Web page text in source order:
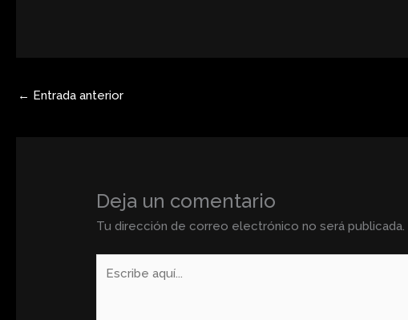
← Entrada anterior
Deja un comentario
Tu dirección de correo electrónico no será publicada.
aquí...